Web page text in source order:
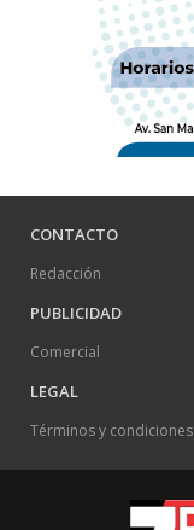
CONTACTO
Redacción
PUBLICIDAD
Comercial
LEGAL
Términos y condiciones